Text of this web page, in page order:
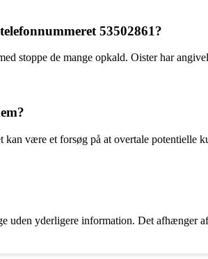
53502861?
stoppe de mange opkald. Oister har
være et forsøg på at overtale potentielle
yderligere information. Det afhænger